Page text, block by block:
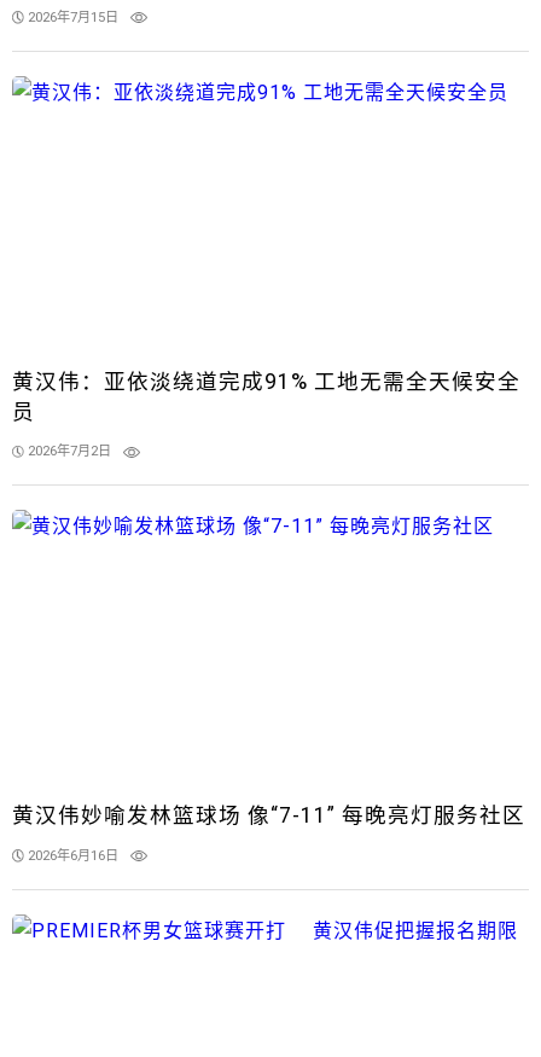
2026年7月15日
黄汉伟：亚依淡绕道完成91% 工地无需全天候安全
员
2026年7月2日
黄汉伟妙喻发林篮球场 像“7-11” 每晚亮灯服务社区
2026年6月16日